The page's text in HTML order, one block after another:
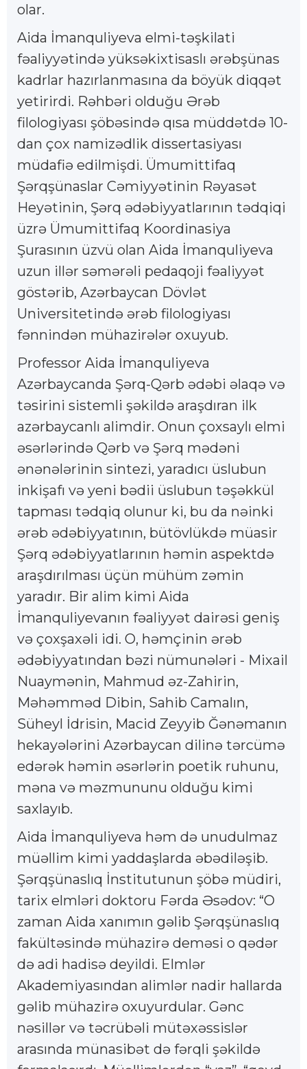
olar.
Aida İmanquliyeva elmi-təşkilati
fəaliyyətində yüksəkixtisaslı ərəbşünas
kadrlar hazırlanmasına da böyük diqqət
yetirirdi. Rəhbəri olduğu Ərəb
filologiyası şöbəsində qısa müddətdə 10-
dan çox namizədlik dissertasiyası
müdafiə edilmişdi. Ümumittifaq
Şərqşünaslar Cəmiyyətinin Rəyasət
Heyətinin, Şərq ədəbiyyatlarının tədqiqi
üzrə Ümumittifaq Koordinasiya
Şurasının üzvü olan Aida İmanquliyeva
uzun illər səmərəli pedaqoji fəaliyyət
göstərib, Azərbaycan Dövlət
Universitetində ərəb filologiyası
fənnindən mühazirələr oxuyub.
Professor Aida İmanquliyeva
Azərbaycanda Şərq-Qərb ədəbi əlaqə və
təsirini sistemli şəkildə araşdıran ilk
azərbaycanlı alimdir. Onun çoxsaylı elmi
əsərlərində Qərb və Şərq mədəni
ənənələrinin sintezi, yaradıcı üslubun
inkişafı və yeni bədii üslubun təşəkkül
tapması tədqiq olunur ki, bu da nəinki
ərəb ədəbiyyatının, bütövlükdə müasir
Şərq ədəbiyyatlarının həmin aspektdə
araşdırılması üçün mühüm zəmin
yaradır. Bir alim kimi Aida
İmanquliyevanın fəaliyyət dairəsi geniş
və çoxşaxəli idi. O, həmçinin ərəb
ədəbiyyatından bəzi nümunələri - Mixail
Nuaymənin, Mahmud əz-Zahirin,
Məhəmməd Dibin, Sahib Camalın,
Süheyl İdrisin, Macid Zeyyib Ğənəmanın
hekayələrini Azərbaycan dilinə tərcümə
edərək həmin əsərlərin poetik ruhunu,
məna və məzmununu olduğu kimi
saxlayıb.
Aida İmanquliyeva həm də unudulmaz
müəllim kimi yaddaşlarda əbədiləşib.
Şərqşünaslıq İnstitutunun şöbə müdiri,
tarix elmləri doktoru Fərda Əsədov: “O
zaman Aida xanımın gəlib Şərqşünaslıq
fakültəsində mühazirə deməsi o qədər
də adi hadisə deyildi. Elmlər
Akademiyasından alimlər nadir hallarda
gəlib mühazirə oxuyurdular. Gənc
nəsillər və təcrübəli mütəxəssislər
arasında münasibət də fərqli şəkildə